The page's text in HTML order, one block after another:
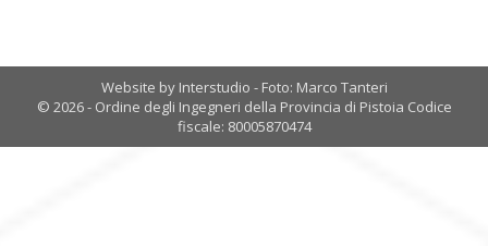
Website by Interstudio - Foto: Marco Tanteri
© 2026 - Ordine degli Ingegneri della Provincia di Pistoia Codice
fiscale: 80005870474